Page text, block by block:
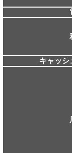
キャッシ